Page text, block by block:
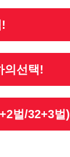
의선택!
벌/32+3벌)